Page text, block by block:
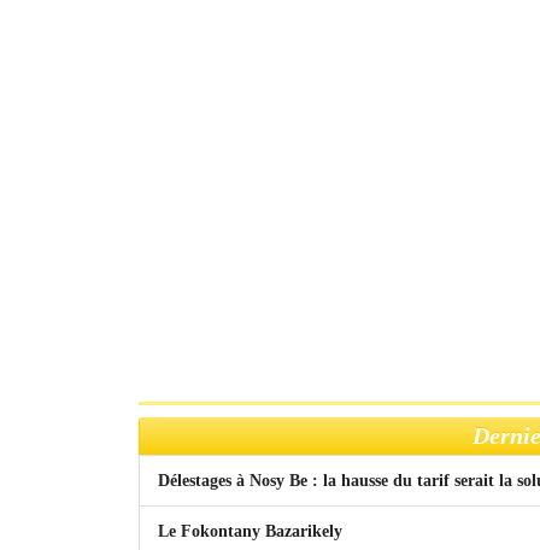
Délestages à Nosy Be : la hausse du tarif serait la
Le Fokontany Bazarikely